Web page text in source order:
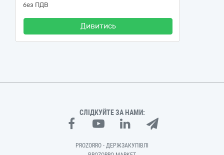
без ПДВ
Дивитись
СЛІДКУЙТЕ ЗА НАМИ:
PROZORRO - ДЕРЖЗАКУПІВЛІ